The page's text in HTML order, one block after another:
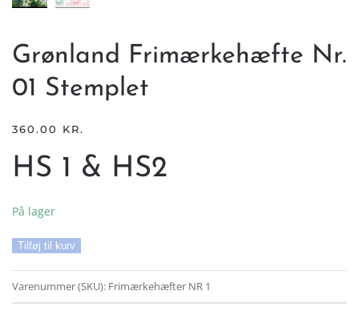
Grønland Frimærkehæfte Nr.
01 Stemplet
360.00 KR.
HS 1 & HS2
På lager
Grønland
Tilføj til kurv
Varenummer (SKU): Frimærkehæfter NR 1